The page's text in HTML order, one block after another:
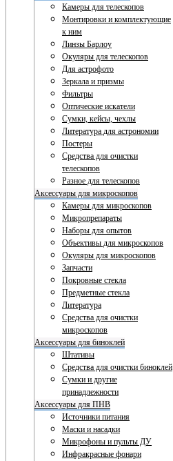
Камеры для телескопов
Монтировки и комплектующие
к ним
Линзы Барлоу
Окуляры для телескопов
Для астрофото
Зеркала и призмы
Фильтры
Оптические искатели
Сумки, кейсы, чехлы
Литература для астрономии
Постеры
Средства для очистки
телескопов
Разное для телескопов
Аксессуары для микроскопов
Камеры для микроскопов
Микропрепараты
Наборы для опытов
Объективы для микроскопов
Окуляры для микроскопов
Запчасти
Покровные стекла
Предметные стекла
Литература
Средства для очистки
микроскопов
Аксессуары для биноклей
Штативы
Средства для очистки биноклей
Сумки и другие
принадлежности
Аксессуары для ПНВ
Источники питания
Маски и насадки
Микрофоны и пульты ДУ
Инфракрасные фонари